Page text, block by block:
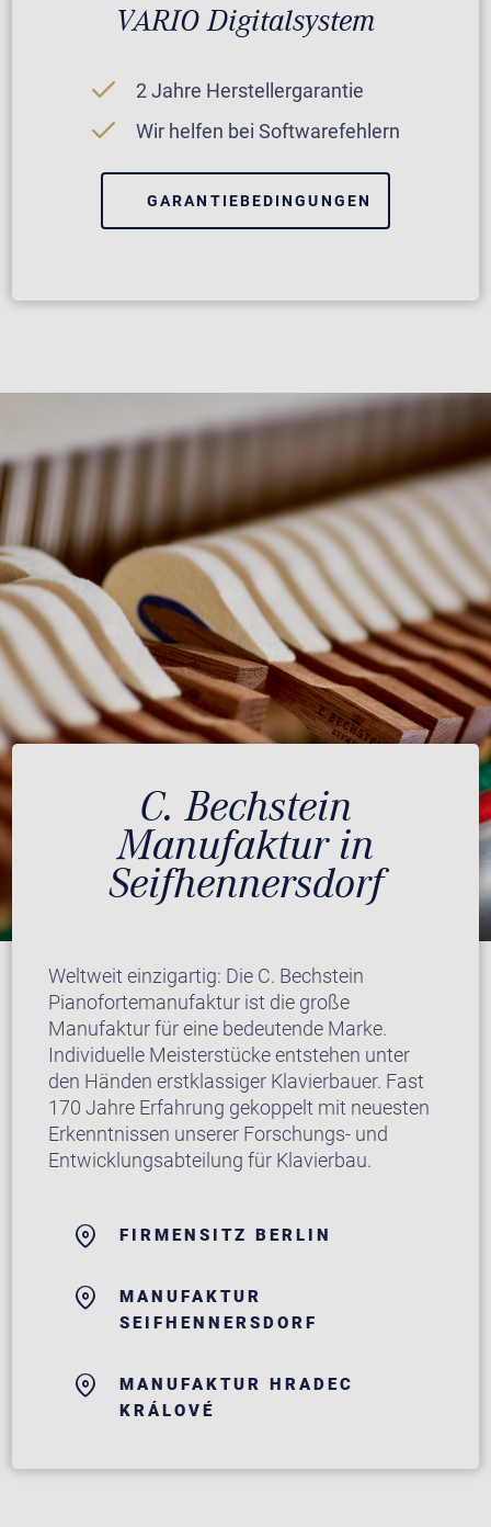
VARIO Digitalsystem
2 Jahre Herstellergarantie
Wir helfen bei Softwarefehlern
GARANTIEBEDINGUNGEN
C. Bechstein
Manufaktur in
Seifhennersdorf
Weltweit einzigartig: Die C. Bechstein
Pianofortemanufaktur ist die große
Manufaktur für eine bedeutende Marke.
Individuelle Meisterstücke entstehen unter
den Händen erstklassiger Klavierbauer. Fast
170 Jahre Erfahrung gekoppelt mit neuesten
Erkenntnissen unserer Forschungs- und
Entwicklungsabteilung für Klavierbau.
FIRMENSITZ BERLIN
MANUFAKTUR
SEIFHENNERSDORF
MANUFAKTUR HRADEC
KRÁLOVÉ